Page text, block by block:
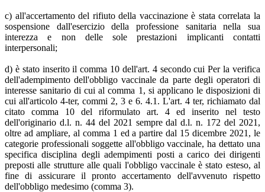
c) all'accertamento del rifiuto della vaccinazione è stata correlata la
sospensione dall'esercizio della professione sanitaria nella sua
interezza e non delle sole prestazioni implicanti contatti
interpersonali;
d) è stato inserito il comma 10 dell'art. 4 secondo cui Per la verifica
dell'adempimento dell'obbligo vaccinale da parte degli operatori di
interesse sanitario di cui al comma 1, si applicano le disposizioni di
cui all'articolo 4-ter, commi 2, 3 e 6. 4.1. L'art. 4 ter, richiamato dal
citato comma 10 del riformulato art. 4 ed inserito nel testo
dell'originario d.l. n. 44 del 2021 sempre dal d.l. n. 172 del 2021,
oltre ad ampliare, al comma 1 ed a partire dal 15 dicembre 2021, le
categorie professionali soggette all'obbligo vaccinale, ha dettato una
specifica disciplina degli adempimenti posti a carico dei dirigenti
preposti alle strutture alle quali l'obbligo vaccinale è stato esteso, al
fine di assicurare il pronto accertamento dell'avvenuto rispetto
dell'obbligo medesimo (comma 3).